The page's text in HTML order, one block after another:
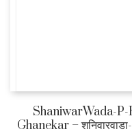
ShaniwarWada-P-
Ghanekar –